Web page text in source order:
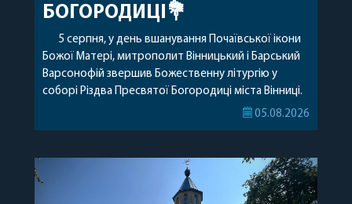
БОГОРОДИЦІ💐
5 серпня, у день вшанування Почаївської ікони
Божої Матері, митрополит Вінницький і Барський
Варсонофій звершив Божественну літургію у
соборі Різдва Пресвятої Богородиці міста Вінниці.
Його Високопреосвященству співслужили
священному сані. Під час богослужіння підносилися
особливі молитви за мир в Україні, за воїнів, які
05.08.2026